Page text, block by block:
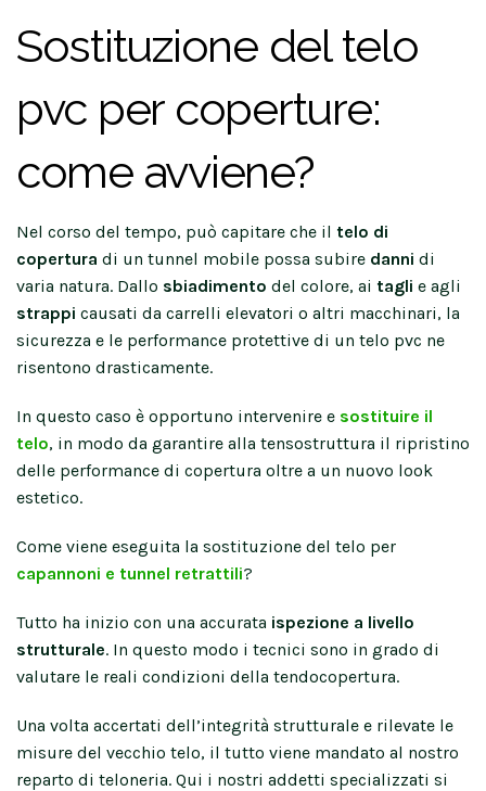
Sostituzione del telo
pvc per coperture:
come avviene?
Nel corso del tempo, può capitare che il telo di
copertura di un tunnel mobile possa subire danni di
varia natura. Dallo sbiadimento del colore, ai tagli e agli
strappi causati da carrelli elevatori o altri macchinari, la
sicurezza e le performance protettive di un telo pvc ne
risentono drasticamente.
In questo caso è opportuno intervenire e sostituire il
telo, in modo da garantire alla tensostruttura il ripristino
delle performance di copertura oltre a un nuovo look
estetico.
Come viene eseguita la sostituzione del telo per
capannoni e tunnel retrattili?
Tutto ha inizio con una accurata ispezione a livello
strutturale. In questo modo i tecnici sono in grado di
valutare le reali condizioni della tendocopertura.
Una volta accertati dell’integrità strutturale e rilevate le
misure del vecchio telo, il tutto viene mandato al nostro
reparto di teloneria. Qui i nostri addetti specializzati si